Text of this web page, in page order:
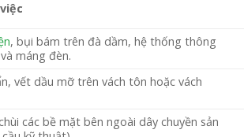
, bụi bám trên đà dầm, hệ thống thông
máng đèn.
vết dầu mỡ trên vách tôn hoặc vách
các bề mặt bên ngoài dây chuyền sản